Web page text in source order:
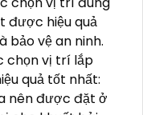
được hiệu quả
bảo vệ an ninh.
chọn vị trí lắp
quả tốt nhất:
nên được đặt ở